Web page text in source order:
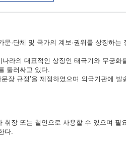
문·단체 및 국가의 계보·권위를 상징하
라의 대표적인 상징인 태극기와 무궁화
둘러싸고 있다.
문장 규정’을 제정하였으며 외국기관에
휘장 또는 철인으로 사용할 수 있으며
다.